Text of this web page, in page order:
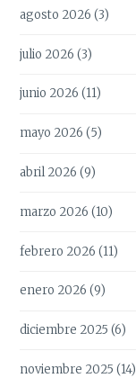
agosto 2026 (3)
julio 2026 (3)
junio 2026 (11)
mayo 2026 (5)
abril 2026 (9)
marzo 2026 (10)
febrero 2026 (11)
enero 2026 (9)
diciembre 2025 (6)
noviembre 2025 (14)